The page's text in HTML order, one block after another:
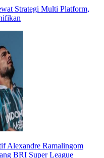
Strategi Multi Platform,
Alexandre Ramalingom
BRI Super League